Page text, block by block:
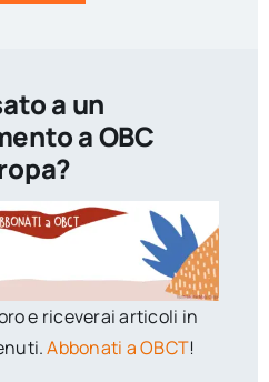
a un
a OBC
e riceverai articoli in
Abbonati a OBCT!